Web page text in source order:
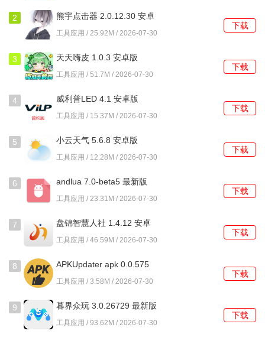
待，待对方上线后自动发起传输请求。
使用教程
1、在需要发送文件的设备上启动程序，主界面会开始自动扫
2、从本地存储中选择要发送的照片、视频或文档，支持多选
3、在发现的设备列表中，点击目标接收设备的头像或名称，
4、接收方设备会弹出确认提示，同意后，发送方即可开始传
5、传输过程中，双方界面均会显示实时进度、速度和剩余时
常见问题及解决方法
1、扫描不到附近已开启的设备？
可能双方设备未保持前台运行状态，或距离过远。请确保两
2
熊宇点击器 2.0.12.30 安卓
版
工具应用 / 25.92M / 2026-07-30
下载
3 天天嗨皮 1.0.3 安卓版
工具应用 / 51.7M / 2026-07-30
下载
4 威利普LED 4.1 安卓版
工具应用 / 15.37M / 2026-07-30
下载
5 小云天气 5.6.8 安卓版
工具应用 / 12.28M / 2026-07-30
下载
6 andlua 7.0-beta5 最新版
工具应用 / 23.31M / 2026-07-30
下载
7
盘锦智慧人社 1.4.12 安卓
版
工具应用 / 46.59M / 2026-07-30
下载
8
APKUpdater apk 0.0.575
安卓版
工具应用 / 3.58M / 2026-07-30
下载
9 暮界众玩 3.0.26729 最新版
工具应用 / 93.62M / 2026-07-30
下载